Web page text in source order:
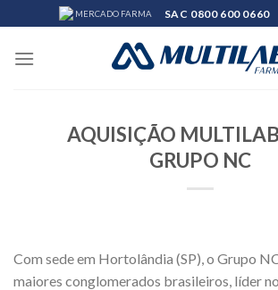
to
content
MERCADO FARMA SAC 0800 600 0660
AQUISIÇÃO
GRUPO NC
Com sede em Hortolândia (SP), o Grupo
maiores conglomerados brasileiros, líder